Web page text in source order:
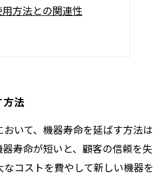
方法との関連性
法
いて、機器寿命を延ばす方法は
寿命が短いと、顧客の信頼を失
コストを費やして新しい機器を